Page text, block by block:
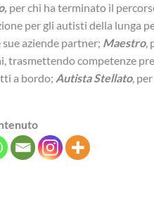
per chi ha terminato il
per gli autisti della lunga
aziende partner; Maestro,
trasmettendo competenze
a bordo; Autista Stellato,